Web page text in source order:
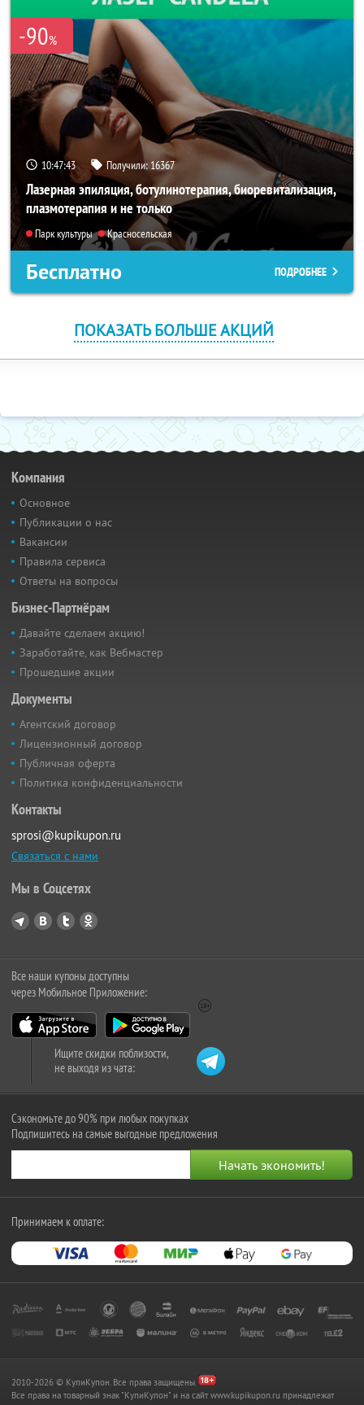
-90%
10:47:40 Получили: 16367
Лазерная эпиляция, ботулинотерапия, биоревитализация,
плазмотерапия и не только
Парк культуры Красносельская
Бесплатно ПОДРОБНЕЕ
ПОКАЗАТЬ БОЛЬШЕ АКЦИЙ
Компания
Основное
Публикации о нас
Вакансии
Правила сервиса
Ответы на вопросы
Бизнес-Партнёрам
Давайте сделаем акцию!
Заработайте, как Вебмастер
Прошедшие акции
Документы
Агентский договор
Лицензионный договор
Публичная оферта
Политика конфиденциальности
Контакты
sprosi@kupikupon.ru
Связаться с нами
Мы в Соцсетях
Все наши купоны доступны
через Мобильное Приложение:
Ищите скидки поблизости,
не выходя из чата:
Сэкономьте до 90% при любых покупках
Подпишитесь на самые выгодные предложения
Принимаем к оплате:
2010-2026 © КупиКупон. Все права защищены.
Все права на товарный знак "КупиКупон" и на сайт www.kupikupon.ru принадлежат